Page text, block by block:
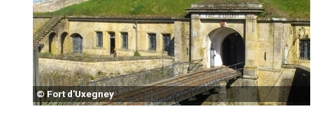
© Fort d'Uxegney